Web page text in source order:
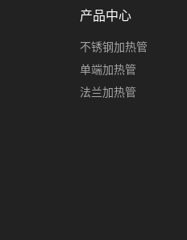
产品中心
不锈钢加热管
单端加热管
法兰加热管